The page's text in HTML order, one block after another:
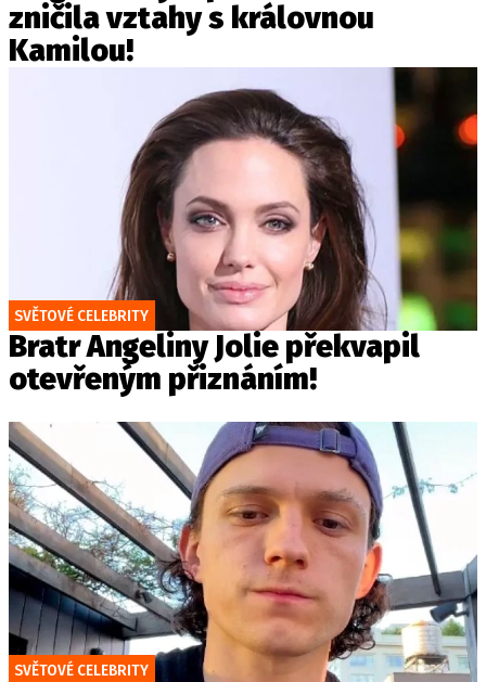
zničila vztahy s královnou
Kamilou!
SVĚTOVÉ CELEBRITY
Bratr Angeliny Jolie překvapil
otevřeným přiznáním!
SVĚTOVÉ CELEBRITY